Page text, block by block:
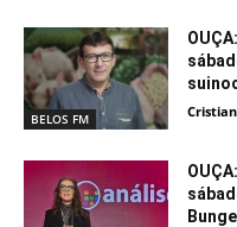
BELOS FM